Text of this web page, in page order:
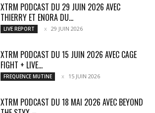
XTRM PODCAST DU 29 JUIN 2026 AVEC
THIERRY ET ENORA DU...
LIVE REPORT 29 JUIN 2026
XTRM PODCAST DU 15 JUIN 2026 AVEC CAGE
FIGHT + LIVE...
FREQUENCE MUTINE 15 JUIN 2026
XTRM PODCAST DU 18 MAI 2026 AVEC BEYOND